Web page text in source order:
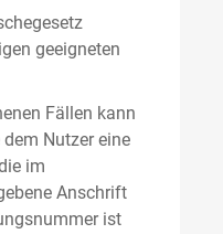
geeigneten
Fällen kann
Nutzer eine
im
Anschrift
ist